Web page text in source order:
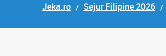
Jeka.ro Sejur Filipine 2026